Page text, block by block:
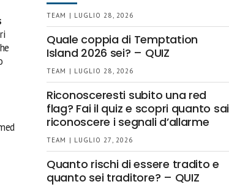
TEAM | LUGLIO 28, 2026
Quale coppia di Temptation
Island 2026 sei? – QUIZ
TEAM | LUGLIO 28, 2026
Riconosceresti subito una red
flag? Fai il quiz e scopri quanto sai
riconoscere i segnali d’allarme
TEAM | LUGLIO 27, 2026
Quanto rischi di essere tradito e
quanto sei traditore? – QUIZ